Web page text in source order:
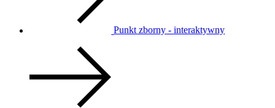
Punkt zborny - interaktywny